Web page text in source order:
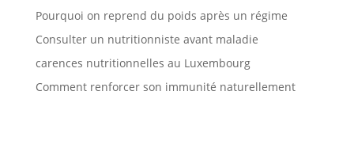
Pourquoi on reprend du poids après un régime
Consulter un nutritionniste avant maladie
carences nutritionnelles au Luxembourg
Comment renforcer son immunité naturellement